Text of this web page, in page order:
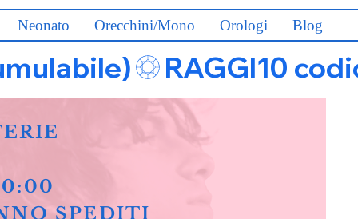
Neonato Orecchini/Mono Orologi Blog
SPEDITI